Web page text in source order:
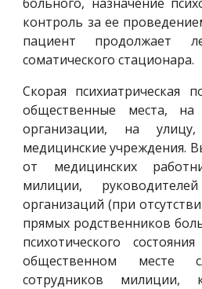
контроль за ее
пациент продолжает
соматического стационара.
Скорая психиатрическая
общественные места,
организации, на
медицинские учреждения.
от медицинских
милиции,
организаций (при
прямых родственников
психотического
общественном месте
сотрудников